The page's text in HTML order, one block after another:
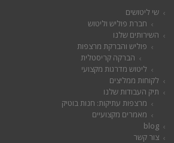
שי ליטושים
חברת פוליש וליטוש
השירותים שלנו
פוליש והברקת מרצפות
הברקה קריסטלית
ליטוש מדרגות מקצועי
לקוחות ממליצים
תיק העבודות שלנו
מרצפות עתיקות: חנות בוטיק
מאמרים מקצועיים
blog
צור קשר